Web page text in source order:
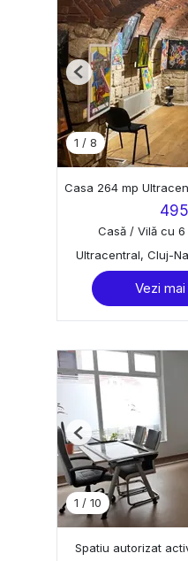
1 / 8
Previous
Casa 264 mp
Casă / Vilă cu
Ultracentral, Cluj-
Vezi
1 / 10
Previous
Spatiu autorizat